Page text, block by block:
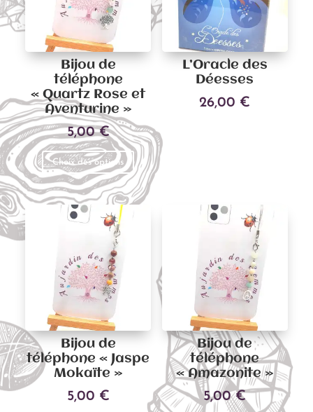
Bijou de
téléphone
« Quartz Rose et
Aventurine »
5,00€
Choix des options
Ce
produit
a
plusieurs
peuvent
sur
page
produit
L’Oracle des
Déesses
26,00 €
Bijou de
téléphone « Jaspe
Mokaïte »
5,00 €
Bijou de
téléphone
« Amazonite »
5,00€